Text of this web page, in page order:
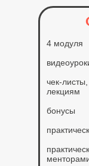
4 модуля
чек-
лекциям
бонусы